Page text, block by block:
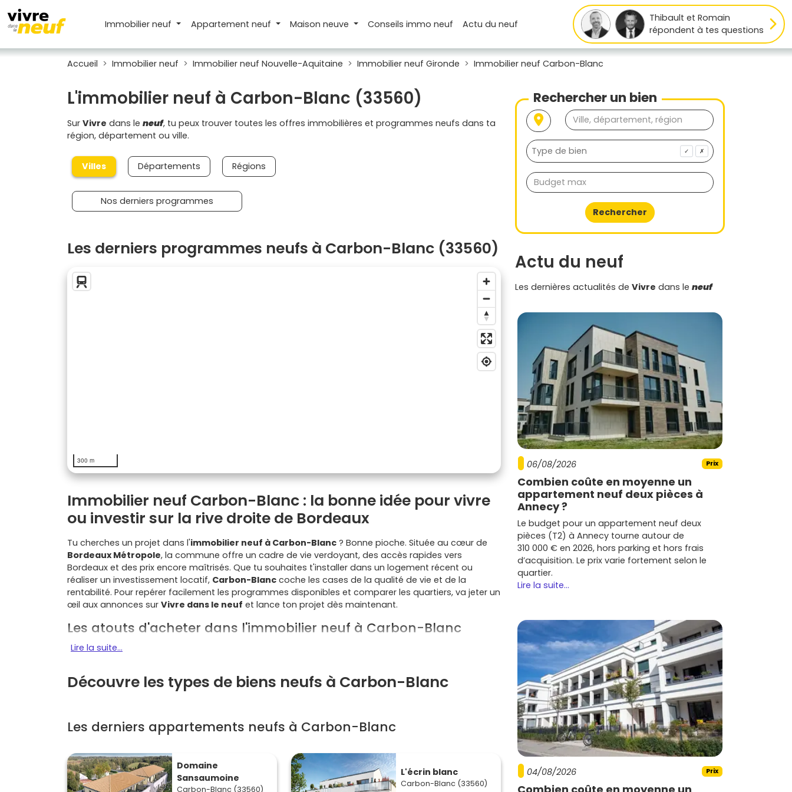
Immobilier neuf Appartement neuf Maison neuve Conseilsimmo neuf Actudu neuf
Thibault et Romain
répondent à tes questions
Accueil Immobilier neuf Immobilier neuf Nouvelle-Aquitaine Immobilier neuf Gironde Immobilier neuf Carbon-Blanc
L'immobilier neuf à Carbon-Blanc (33560)
Sur Vivre dans le neuf, tu peux trouver toutes les offres immobilières et programmes neufs dans ta
région, département ou ville.
Villes Départements Régions
Nos derniers programmes
Les derniers programmes neufs à Carbon-Blanc (33560)
300 m
Immobilier neuf Carbon-Blanc : la bonne idée pour vivre
ou investir sur la rive droite de Bordeaux
Tu cherches un projet dans l'immobilier neuf à Carbon-Blanc ? Bonne pioche. Située au cœur de
Bordeaux Métropole, la commune offre un cadre de vie verdoyant, des accès rapides vers
Bordeaux et des prix encore maîtrisés. Que tu souhaites t'installer dans un logement récent ou
réaliser un investissement locatif, Carbon-Blanc coche les cases de la qualité de vie et de la
rentabilité. Pour repérer facilement les programmes disponibles et comparer les quartiers, va jeter un
œil aux annonces sur Vivre dans le neuf et lance ton projet dès maintenant.
Les atouts d'acheter dans l'immobilier neuf à Carbon-Blanc
Un emplacement stratégique dans la métropole
Carbon-Blanc
et la proximité du tram A (La Gardette – Bassens – Carbon-Blanc)
déplacements vers Bordeaux. Les axes A10et A630te permettent aussi de circuler vite en voiture.
parcs et pistes cyclables… le cadre de vie est vraiment pratique si tu veux tout faire à pied ou à vélo.
Les quartiers résidentiels sont calmes, et tu n'es qu'à quelques minutes des grands pôles d'emploi
Des logements performants: les programmes en RE 2020
offrent une excellente isolation, des
charges réduites et souvent desespaces extérieurs(balcons, terrasses, jardins). Si tu investis, ces
Lire la suite...
Découvre les types de biens neufs à Carbon-Blanc
Les derniers appartements neufs à Carbon-Blanc
Domaine
Sansaumoine
Carbon-Blanc (33560)
L'écrin blanc
Carbon-Blanc (33560)
Rechercher un bien
✓ ✗
Rechercher
Actu du neuf
Les dernières actualités de Vivre dans le neuf
06/08/2026 Prix
Combien coûte en moyenne un
appartement neuf deux pièces à
Annecy ?
Le budget pour un appartement neuf deux
pièces (T2) à Annecy tourne autour de
310 000 € en 2026, hors parking et hors frais
d’acquisition. Le prix varie fortement selon le
quartier.
Lire la suite...
04/08/2026 Prix